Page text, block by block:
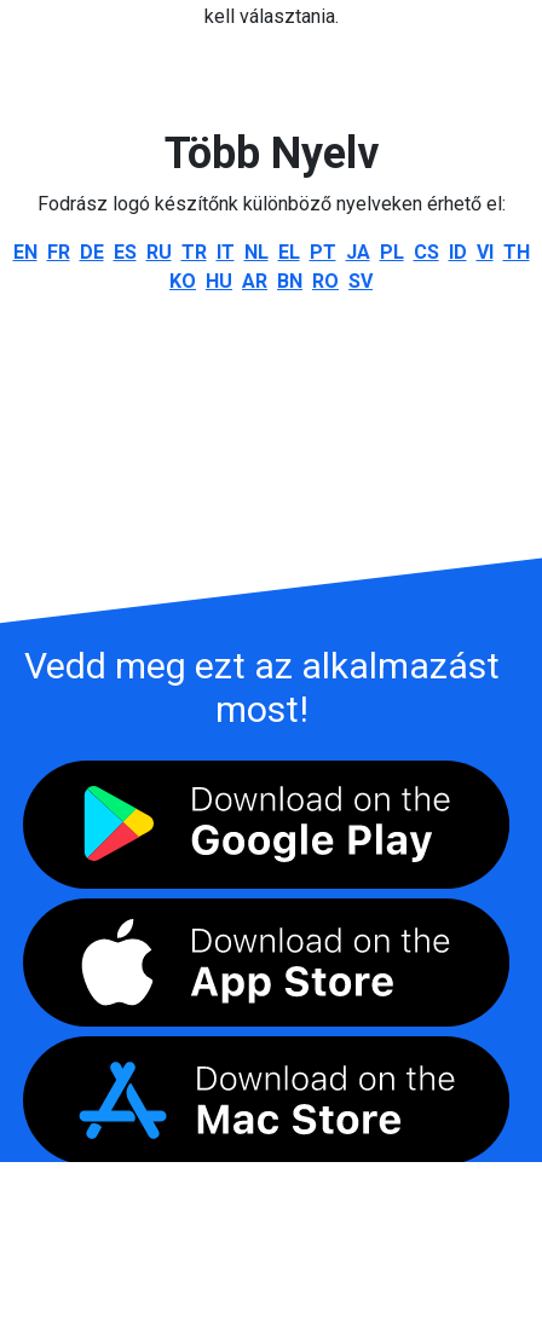
kell választania.
Több Nyelv
Fodrász logó készítőnk különböző nyelveken érhető el:
EN FR DE ES RU TR IT NL EL PT JA PL CS ID VI TH
KO HU AR BN RO SV
Vedd meg ezt az alkalmazást
most!